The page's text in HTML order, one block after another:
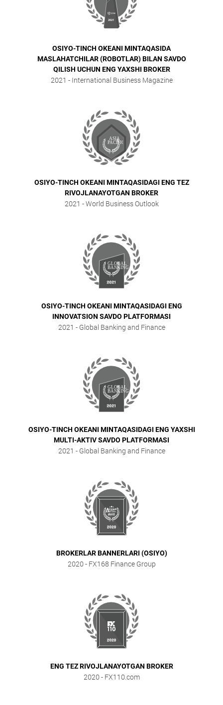
OSIYO-TINCH OKEANI MINTAQASIDA
MASLAHATCHILAR (ROBOTLAR) BILAN SAVDO
QILISH UCHUN ENG YAXSHI BROKER
2021 - International Business Magazine
OSIYO-TINCH OKEANI MINTAQASIDAGI ENG TEZ
RIVOJLANAYOTGAN BROKER
2021 - World Business Outlook
OSIYO-TINCH OKEANI MINTAQASIDAGI ENG
INNOVATSION SAVDO PLATFORMASI
2021 - Global Banking and Finance
OSIYO-TINCH OKEANI MINTAQASIDAGI ENG YAXSHI
MULTI-AKTIV SAVDO PLATFORMASI
2021 - Global Banking and Finance
BROKERLAR BANNERLARI (OSIYO)
2020- FX168 Finance Group
ENG TEZ RIVOJLANAYOTGAN BROKER
2020- FX110.com